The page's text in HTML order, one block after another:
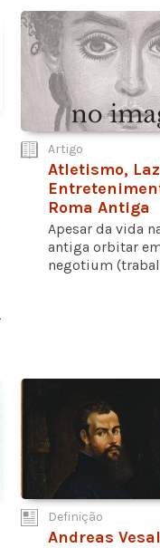
Artigo
Atletismo,
Roma Antiga
Apesar da vida
antiga orbitar
negotium
Definição
Andreas